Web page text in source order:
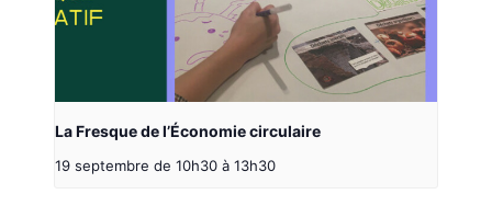
La Fresque de l’Économie circulaire
19 septembre de 10h30 à 13h30